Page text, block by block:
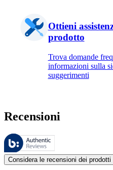
Ottieni
prodotto
Trova domande
informazioni sulla
suggerimenti
Recensioni
Queste recensioni sono gestite
Le valutazioni dei prodotti e le
Considera le recensioni dei prodotti